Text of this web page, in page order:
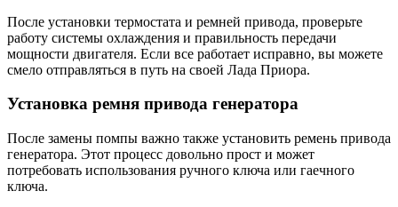
После установки термостата и ремней привода, проверьте
работу системы охлаждения и правильность передачи
мощности двигателя. Если все работает исправно, вы можете
смело отправляться в путь на своей Лада Приора.
Установка ремня привода генератора
После замены помпы важно также установить ремень привода
генератора. Этот процесс довольно прост и может
потребовать использования ручного ключа или гаечного
ключа.